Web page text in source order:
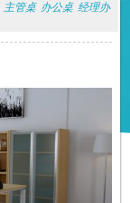
主管桌 办公桌 经理办